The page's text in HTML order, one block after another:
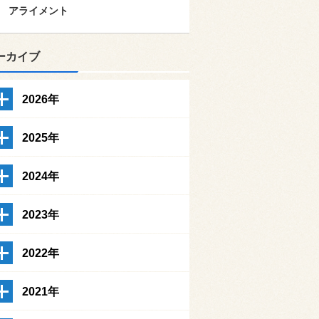
アライメント
カイブ
2026年
2025年
2024年
2023年
2022年
2021年